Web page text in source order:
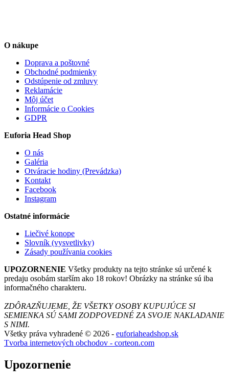
O nákupe
Doprava a poštovné
Obchodné podmienky
Odstúpenie od zmluvy
Reklamácie
Môj účet
Informácie o Cookies
GDPR
Euforia Head Shop
O nás
Galéria
Otváracie hodiny (Prevádzka)
Kontakt
Facebook
Instagram
Ostatné informácie
Liečivé konope
Slovník (vysvetlivky)
Zásady používania cookies
UPOZORNENIE Všetky produkty na tejto stránke sú určené k
predaju osobám starším ako 18 rokov! Obrázky na stránke sú iba
informačného charakteru.
ZDÔRAZŇUJEME, ŽE VŠETKY OSOBY KUPUJÚCE SI
SEMIENKA SÚ SAMI ZODPOVEDNÉ ZA SVOJE NAKLADANIE
S NIMI.
Všetky práva vyhradené © 2026 - euforiaheadshop.sk
Tvorba internetových obchodov - corteon.com
Upozornenie